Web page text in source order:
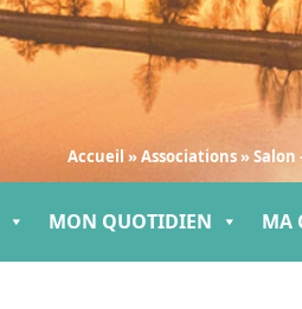
Accueil »Associations»Salon
MON QUOTIDIEN MA